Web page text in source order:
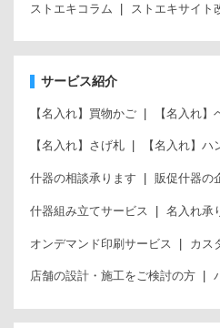
ストエキコラム ストエキサイト
サービス紹介
【名入れ】買物かご 【名入れ
【名入れ】さげ札 【名入れ】ハ
什器の相談承ります 販促什器の
什器組み立てサービス 名入れ承
オンデマンド印刷サービス カス
店舗の設計・施工をご検討の方